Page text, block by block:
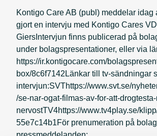
Kontigo Care AB (publ) meddelar idag
gjort en intervju med Kontigo Cares
GiersIntervjun finns publicerad på
under bolagspresentationer, eller via
https://ir.kontigocare.com/
box/8c6f7142Länkar till tv-sändningar
intervjun:SVThttps://www.svt.se/
/se-nar-ogat-filmas-av-for-att-
nervostTV4https://www.tv4play.se/
55e7c14b1För prenumeration på